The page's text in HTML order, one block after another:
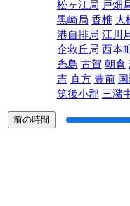
松ヶ江局 戸畑
黒崎局 香椎 大
港自排局 江川
企救丘局 西本
糸島 古賀 朝倉
吉 直方 豊前
筑後小郡 三潴